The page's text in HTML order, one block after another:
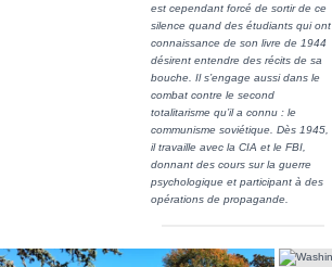
est cependant forcé de sortir de ce
silence quand des étudiants qui ont
connaissance de son livre de 1944
désirent entendre des récits de sa
bouche. Il s’engage aussi dans le
combat contre le second
totalitarisme qu’il a connu : le
communisme soviétique. Dès 1945,
il travaille avec la CIA et le FBI,
donnant des cours sur la guerre
psychologique et participant à des
opérations de propagande.